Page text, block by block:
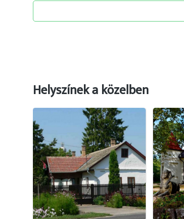
megszervezünk Önöknek. 2023-ban
hamarosan).
Helyszínek a közelben